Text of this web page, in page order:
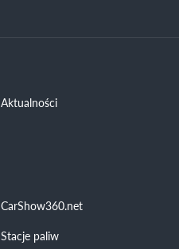
Aktualności
CarShow360.net
Stacje paliw